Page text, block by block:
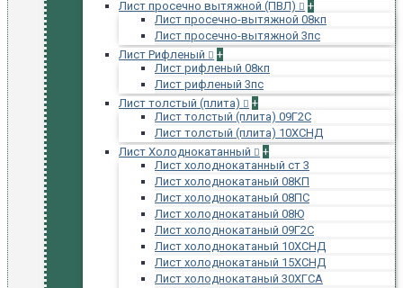
Лист просечно вытяжной (ПВЛ)
+
Лист просечно-вытяжной 08кп
Лист просечно-вытяжной 3пс
Лист Рифленый
+
Лист рифленый 08кп
Лист рифленый 3пс
Лист толстый (плита)
+
Лист толстый (плита) 09Г2С
Лист толстый (плита) 10ХСНД
Лист Холоднокатанный
+
Лист холоднокатанный ст 3
Лист холоднокатаный 08КП
Лист холоднокатаный 08ПС
Лист холоднокатаный 08Ю
Лист холоднокатаный 09Г2С
Лист холоднокатаный 10ХСНД
Лист холоднокатаный 15ХСНД
Лист холоднокатаный 30ХГСА